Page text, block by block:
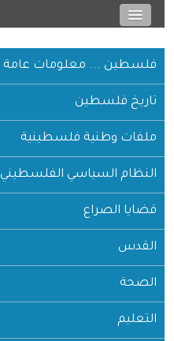
فلسطين ... معلومات عامة
تاريخ فلسطين
ملفات وطنية فلسطينية
النظام السياسي الفلسطيني
قضايا الصراع
القدس
الصحة
التعليم